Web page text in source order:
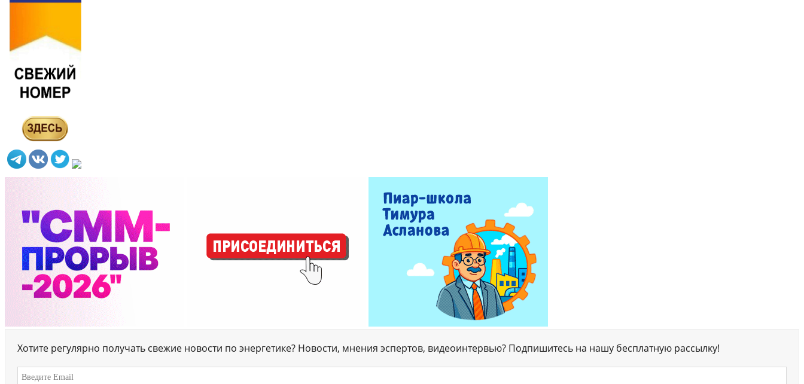
Хотите регулярно получать свежие новости по энергетике? Новости, мнения эспертов, видеоинтервью? Подпишитесь на нашу бесплатную рассылку!